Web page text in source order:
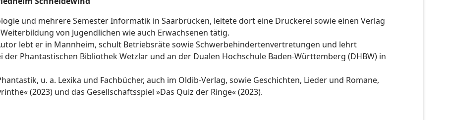
und mehrere Semester Informatik in Saarbrücken, leitete dort eine Druckerei sowie einen Verlag
von Jugendlichen wie auch Erwachsenen tätig.
lebt er in Mannheim, schult Betriebsräte sowie Schwerbehindertenvertretungen und lehrt
der Phantastischen Bibliothek Wetzlar und an der Dualen Hochschule Baden-Württemberg (DHBW) in
u. a. Lexika und Fachbücher, auch im Oldib-Verlag, sowie Geschichten, Lieder und Romane,
(2023) und das Gesellschaftsspiel »Das Quiz der Ringe« (2023).